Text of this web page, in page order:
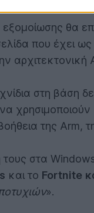
εξομοίωσης θα
που έχει ως
αρχιτεκτονική
στη βάση
να
της Arm,
τους στα
και το Fortnite
».